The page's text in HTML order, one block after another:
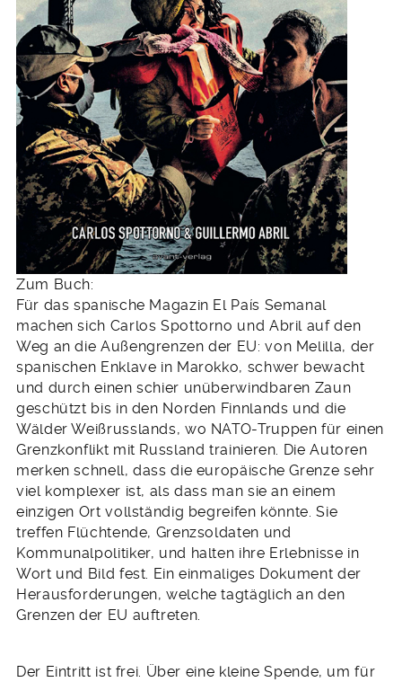
Zum Buch:
Für das spanische Magazin El País Semanal
machen sich Carlos Spottorno und Abril auf den
Weg an die Außengrenzen der EU: von Melilla, der
spanischen Enklave in Marokko, schwer bewacht
und durch einen schier unüberwindbaren Zaun
geschützt bis in den Norden Finnlands und die
Wälder Weißrusslands, wo NATO-Truppen für einen
Grenzkonflikt mit Russland trainieren. Die Autoren
merken schnell, dass die europäische Grenze sehr
viel komplexer ist, als dass man sie an einem
einzigen Ort vollständig begreifen könnte. Sie
treffen Flüchtende, Grenzsoldaten und
Kommunalpolitiker, und halten ihre Erlebnisse in
Wort und Bild fest. Ein einmaliges Dokument der
Herausforderungen, welche tagtäglich an den
Grenzen der EU auftreten.
Der Eintritt ist frei. Über eine kleine Spende, um für